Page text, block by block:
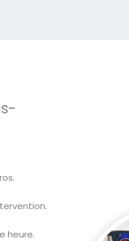
heure.